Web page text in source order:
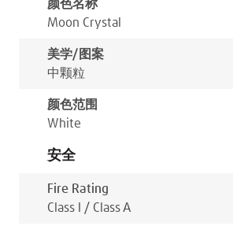
颜色名称
Moon Crystal
美学/图案
中颗粒
颜色范围
White
安全
Fire Rating
Class I / Class A